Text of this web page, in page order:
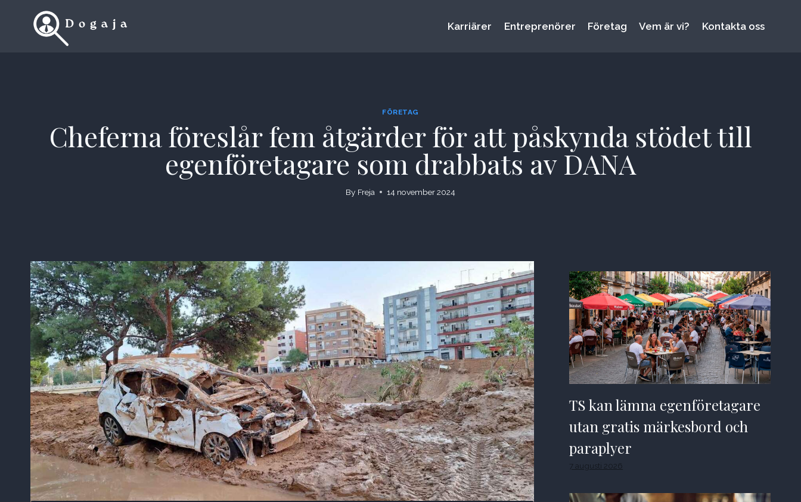
Karriärer Entreprenörer Företag Vem är vi? Kontakta oss
FÖRETAG
Cheferna föreslår fem åtgärder för att påskynda stödet till
egenföretagare som drabbats av DANA
By Freja 14 november 2024
TS kan lämna egenföretagare
utan gratis märkesbord och
paraplyer
7 augusti 2026